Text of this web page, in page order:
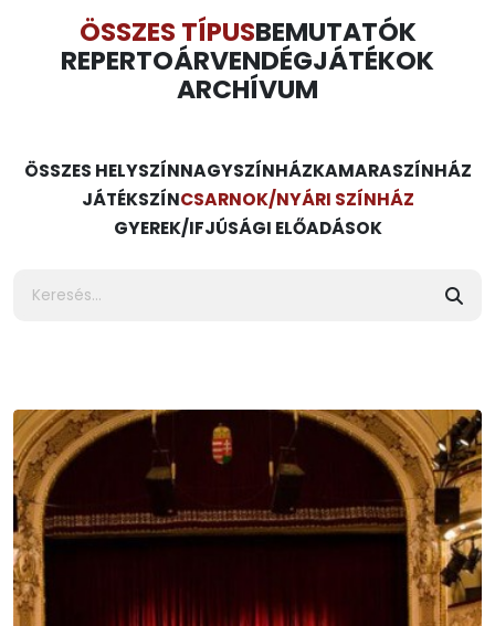
ÖSSZES TÍPUSBEMUTATÓK
REPERTOÁRVENDÉGJÁTÉKOK
ARCHÍVUM
ÖSSZES HELYSZÍNNAGYSZÍNHÁZKAMARASZÍNHÁZ
JÁTÉKSZÍNCSARNOK/NYÁRI SZÍNHÁZ
GYEREK/IFJÚSÁGI ELŐADÁSOK